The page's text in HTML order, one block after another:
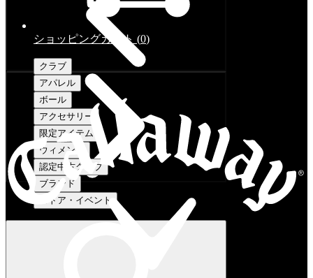
ショッピングカート (0)
クラブ
アパレル
ボール
アクセサリー
限定アイテム
ウィメンズ
認定中古クラブ
ブランド
ストア・イベント